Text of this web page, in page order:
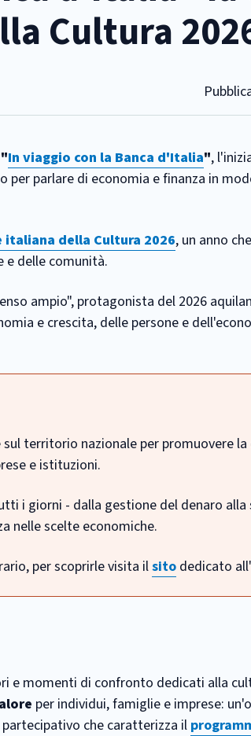
Cultura
"In viaggio con la Banca d'Italia",
parlare di economia e finanza in
italiana della Cultura 2026, un anno
e delle comunità.
ampio", protagonista del 2026
e crescita, delle persone e
territorio nazionale per promuovere la
e istituzioni.
i giorni - dalla gestione del denaro alla
nelle scelte economiche.
per scoprirle visita ilsito dedicato
e momenti di confronto dedicati alla
per individui, famiglie e imprese:
che caratterizza il